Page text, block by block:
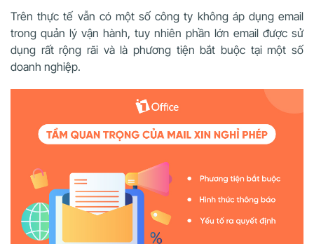
Trên thực tế vẫn có một số công ty không áp dụng email
trong quản lý vận hành, tuy nhiên phần lớn email được sử
dụng rất rộng rãi và là phương tiện bắt buộc tại một số
doanh nghiệp.